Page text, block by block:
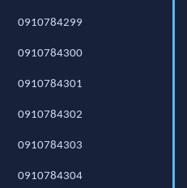
0910784299
0910784300
0910784301
0910784302
0910784303
0910784304